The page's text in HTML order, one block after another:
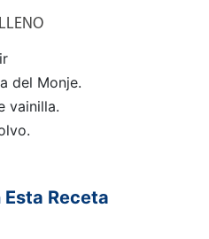
del Monje.
vainilla.
Receta